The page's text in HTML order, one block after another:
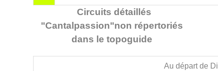
Circuits détaillés
"Cantalpassion"non répertoriés
dans le topoguide
Au départ de